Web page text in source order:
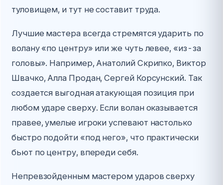
туловищем, и тут не составит труда.
Лучшие мастера всегда стремятся ударить по
волану «по центру» или же чуть левее, «из-за
головы». Например, Анатолий Скрипко, Виктор
Швачко, Алла Продан, Сергей Корсунский. Так
создается выгодная атакующая позиция при
любом ударе сверху. Если волан оказывается
правее, умелые игроки успевают настолько
быстро подойти «под него», что практически
бьют по центру, впереди себя.
Непревзойденным мастером ударов сверху